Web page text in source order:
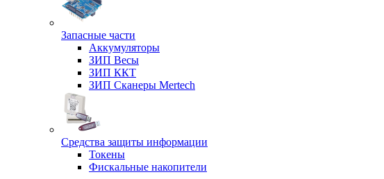
Запасные части
Аккумуляторы
ЗИП Весы
ЗИП ККТ
ЗИП Сканеры Mertech
Средства защиты информации
Токены
Фискальные накопители